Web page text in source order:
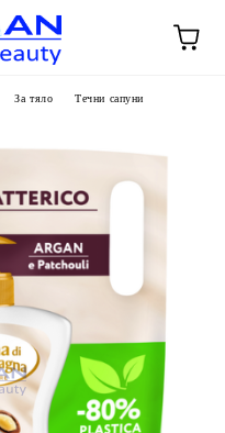
За тяло Течни сапуни